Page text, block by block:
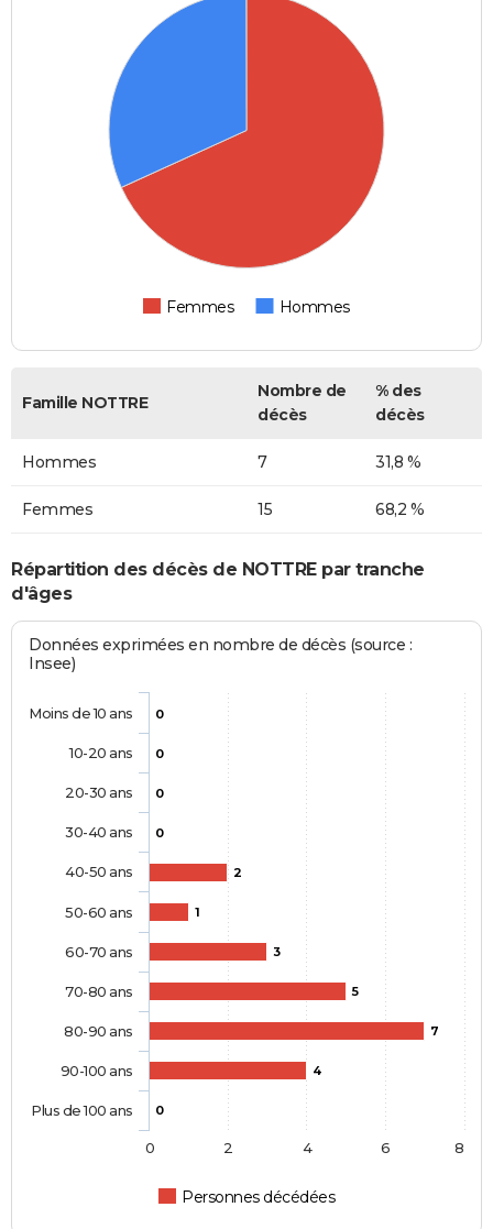
Femmes Hommes
Famille NOTTRE
Nombre de
décès
% des
décès
Hommes 7 31,8 %
Femmes 15 68,2 %
Répartition des décès de NOTTRE par tranche
d'âges
Données exprimées en nombre de décès (source :
Insee)
0
0
0
0
2
1
3
5
7
4
0
Personnes décédées
Moins de 10 ans
10-20 ans
20-30 ans
30-40 ans
40-50 ans
50-60 ans
60-70 ans
70-80 ans
80-90 ans
90-100 ans
Plus de 100 ans
0 2 4 6 8